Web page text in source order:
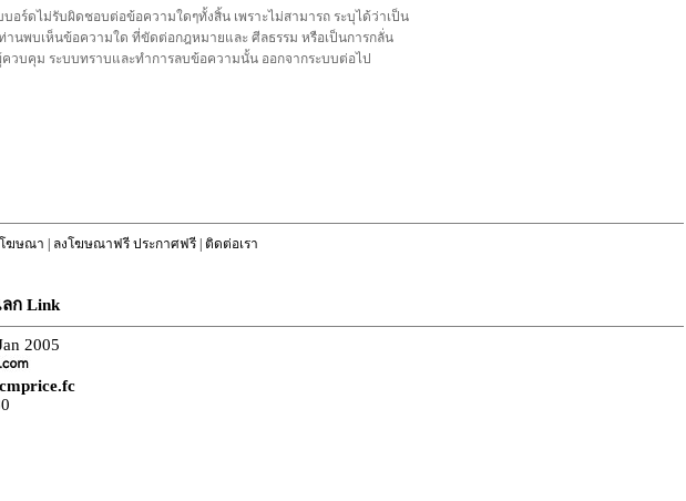
ร์ดไม่รับผิดชอบต่อข้อความใดๆทั้งสิ้น เพราะไม่สามารถ ระบุได้ว่าเป็น
นพบเห็นข้อความใด ที่ขัดต่อกฎหมายและ ศีลธรรม หรือเป็นการกลั่น
ควบคุม ระบบทราบและทำการลบข้อความนั้น ออกจากระบบต่อไป
ฆษณา | ลงโฆษณาฟรี ประกาศฟรี| ติดต่อเรา
ก Link
2005